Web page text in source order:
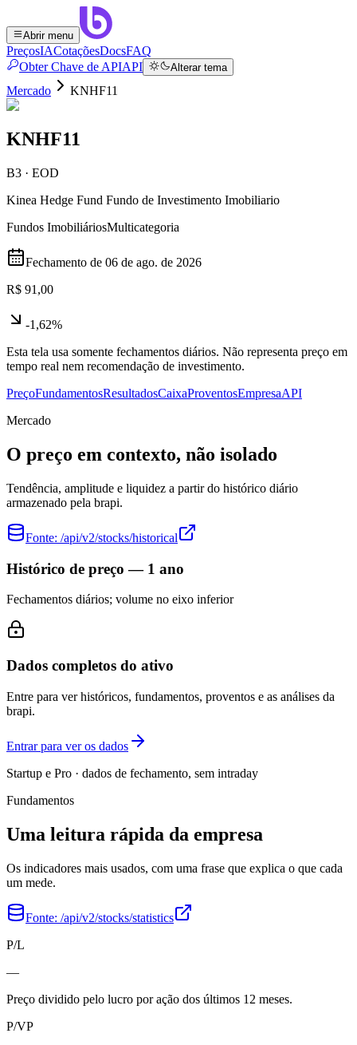
Abrir menu
PreçosIACotaçõesDocsFAQ
Obter Chave de APIAPI Alterar tema
Mercado KNHF11
KNHF11
B3 · EOD
Kinea Hedge Fund Fundo de Investimento Imobiliario
Fundos ImobiliáriosMulticategoria
Fechamento de 06 de ago. de 2026
R$ 91,00
-1,62%
Esta tela usa somente fechamentos diários. Não representa preço em
tempo real nem recomendação de investimento.
PreçoFundamentosResultadosCaixaProventosEmpresaAPI
Mercado
O preço em contexto, não isolado
Tendência, amplitude e liquidez a partir do histórico diário
armazenado pela brapi.
Fonte: /api/v2/stocks/historical
Histórico de preço — 1 ano
Fechamentos diários; volume no eixo inferior
Dados completos do ativo
Entre para ver históricos, fundamentos, proventos e as análises da
brapi.
Entrar para ver os dados
Startup e Pro · dados de fechamento, sem intraday
Fundamentos
Uma leitura rápida da empresa
Os indicadores mais usados, com uma frase que explica o que cada
um mede.
Fonte: /api/v2/stocks/statistics
P/L
—
Preço dividido pelo lucro por ação dos últimos 12 meses.
P/VP